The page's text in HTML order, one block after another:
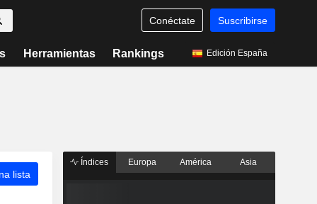
Conéctate Suscribirse
Herramientas Rankings Edición España
lista
Índices Europa América Asia